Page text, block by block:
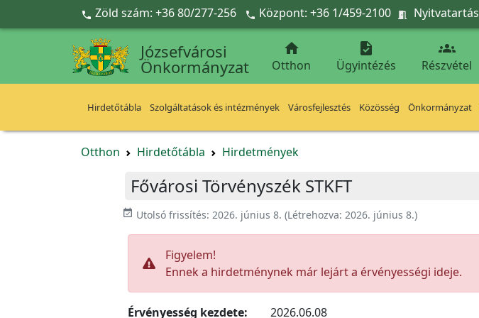
Ugrás a fő tartalomra
 Zöld szám: +36 80/277-256  Központ: +36 1/459-2100  Nyitvatartás
Józsefvárosi
Önkormányzat

Otthon

Ügyintézés

Részvétel
Hirdetőtábla Szolgáltatások és intézmények Városfejlesztés Közösség Önkormányzat
Otthon Hirdetőtábla Hirdetmények
Fővárosi Törvényszék STKFT
event_available Utolsó frissítés: 2026. június 8. (Létrehozva: 2026. június 8.)
Figyelem!
Ennek a hirdetménynek már lejárt a érvényességi ideje.
Érvényesség kezdete:
2026.06.08